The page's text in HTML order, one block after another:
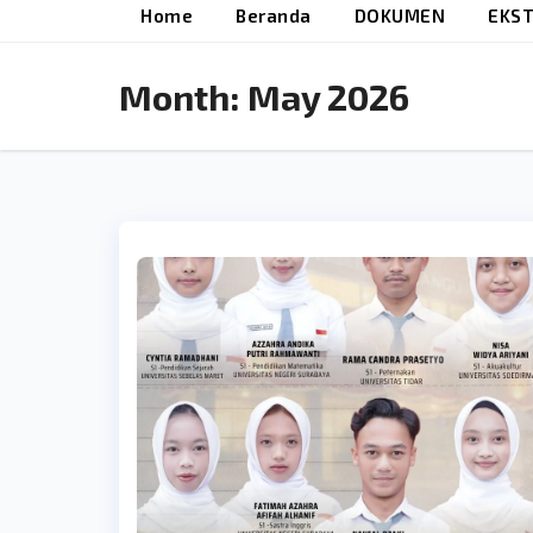
Home Beranda DOKUMEN
Month: May 2026